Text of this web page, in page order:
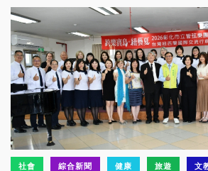
社會 綜合新聞 健康 旅遊 文